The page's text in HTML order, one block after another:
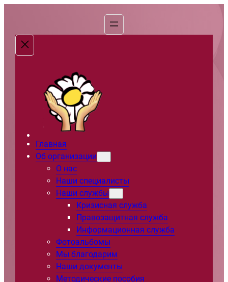
содержимому
Главная
Об организации
О нас
Наши специалисты
Наши службы
Кризисная служба
Правозащитная служба
Информационная служба
Фотоальбомы
Мы благодарим
Наши документы
Методические пособия